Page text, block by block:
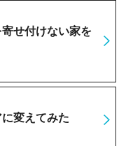
せ付けない家を
変えてみた